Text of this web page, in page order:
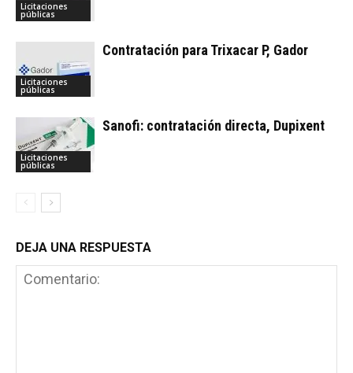
Licitaciones
públicas
Licitaciones
públicas
Contratación para Trixacar P, Gador
Licitaciones
públicas
Sanofi: contratación directa, Dupixent
DEJA UNA RESPUESTA